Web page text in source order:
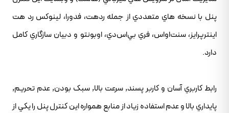
پنل با نسخه هاي متعددي از جمله ردهت، فدورا، لينوکس رد هت
اينترپرايز، سنت‌اواس، فري بي‌اس‌دي، اوبونتو و دبيان سازگاري کامل
دارد.
رابط کاربري آسان و کاربر پسند, سرعت بالا, سبک بودن, عدم تحريم,
پايداري بالا و عدم استفاده زياد از منابع همواره اين کنترل پنل را يکي از